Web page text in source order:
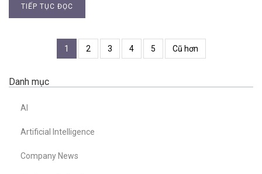
TIẾP TỤC ĐỌC
1 2 3 4 5 Cũ hơn
Danh mục
AI
Artificial Intelligence
Company News